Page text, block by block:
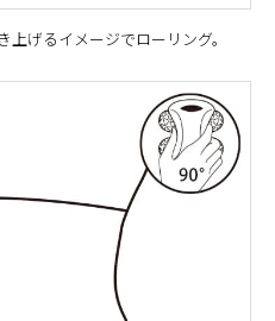
げるイメージでローリング。